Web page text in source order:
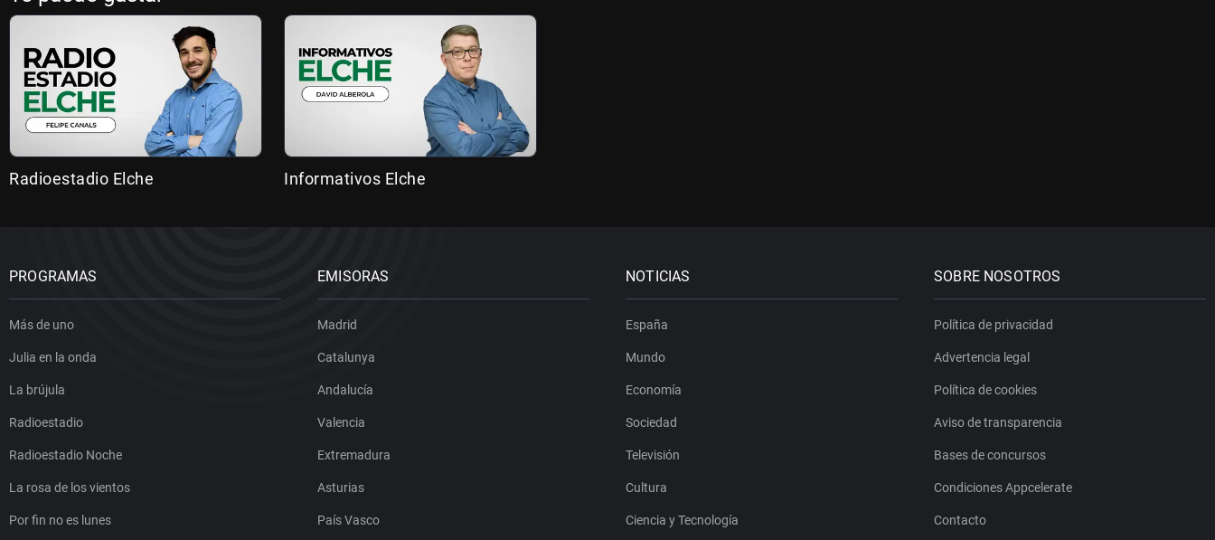
Radioestadio Elche Informativos Elche
PROGRAMAS
Más de uno
Julia en la onda
La brújula
Radioestadio
Radioestadio Noche
La rosa de los vientos
Por fin no es lunes
EMISORAS
Madrid
Catalunya
Andalucía
Valencia
Extremadura
Asturias
País Vasco
NOTICIAS
España
Mundo
Economía
Sociedad
Televisión
Cultura
Ciencia y Tecnología
SOBRE NOSOTROS
Política de privacidad
Advertencia legal
Política de cookies
Aviso de transparencia
Bases de concursos
Condiciones Appcelerate
Contacto